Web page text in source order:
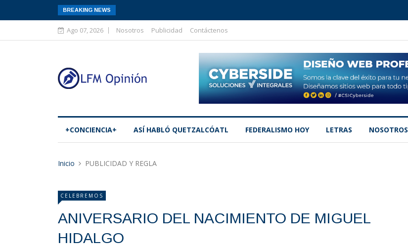
BREAKING NEWS
Ago 07, 2026 Nosotros Publicidad Contáctenos
+CONCIENCIA+ ASÍ­ HABLÓ QUETZALCÓATL FEDERALISMO HOY LETRAS NOSOTROS
Inicio PUBLICIDAD Y REGLA
CELEBREMOS
ANIVERSARIO DEL NACIMIENTO DE MIGUEL
HIDALGO